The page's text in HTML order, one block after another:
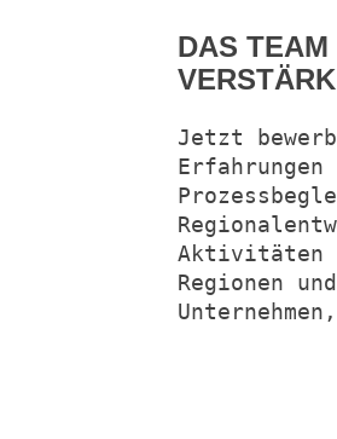
DAS
Jetzt
Aktivitäten
Regionen